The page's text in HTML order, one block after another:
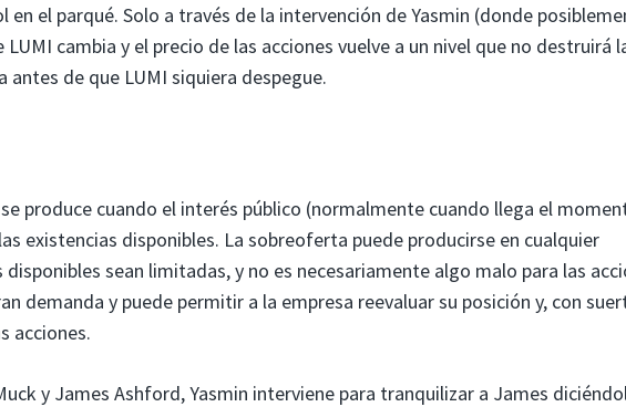
el parqué. Solo a través de la intervención de Yasmin (donde
cambia y el precio de las acciones vuelve a un nivel que no destruirá
antes de que LUMI siquiera despegue.
produce cuando el interés público (normalmente cuando llega el
existencias disponibles. La sobreoferta puede producirse en cualquier
sean limitadas, y no es necesariamente algo malo para las
demanda y puede permitir a la empresa reevaluar su posición y, con
acciones.
y James Ashford, Yasmin interviene para tranquilizar a James